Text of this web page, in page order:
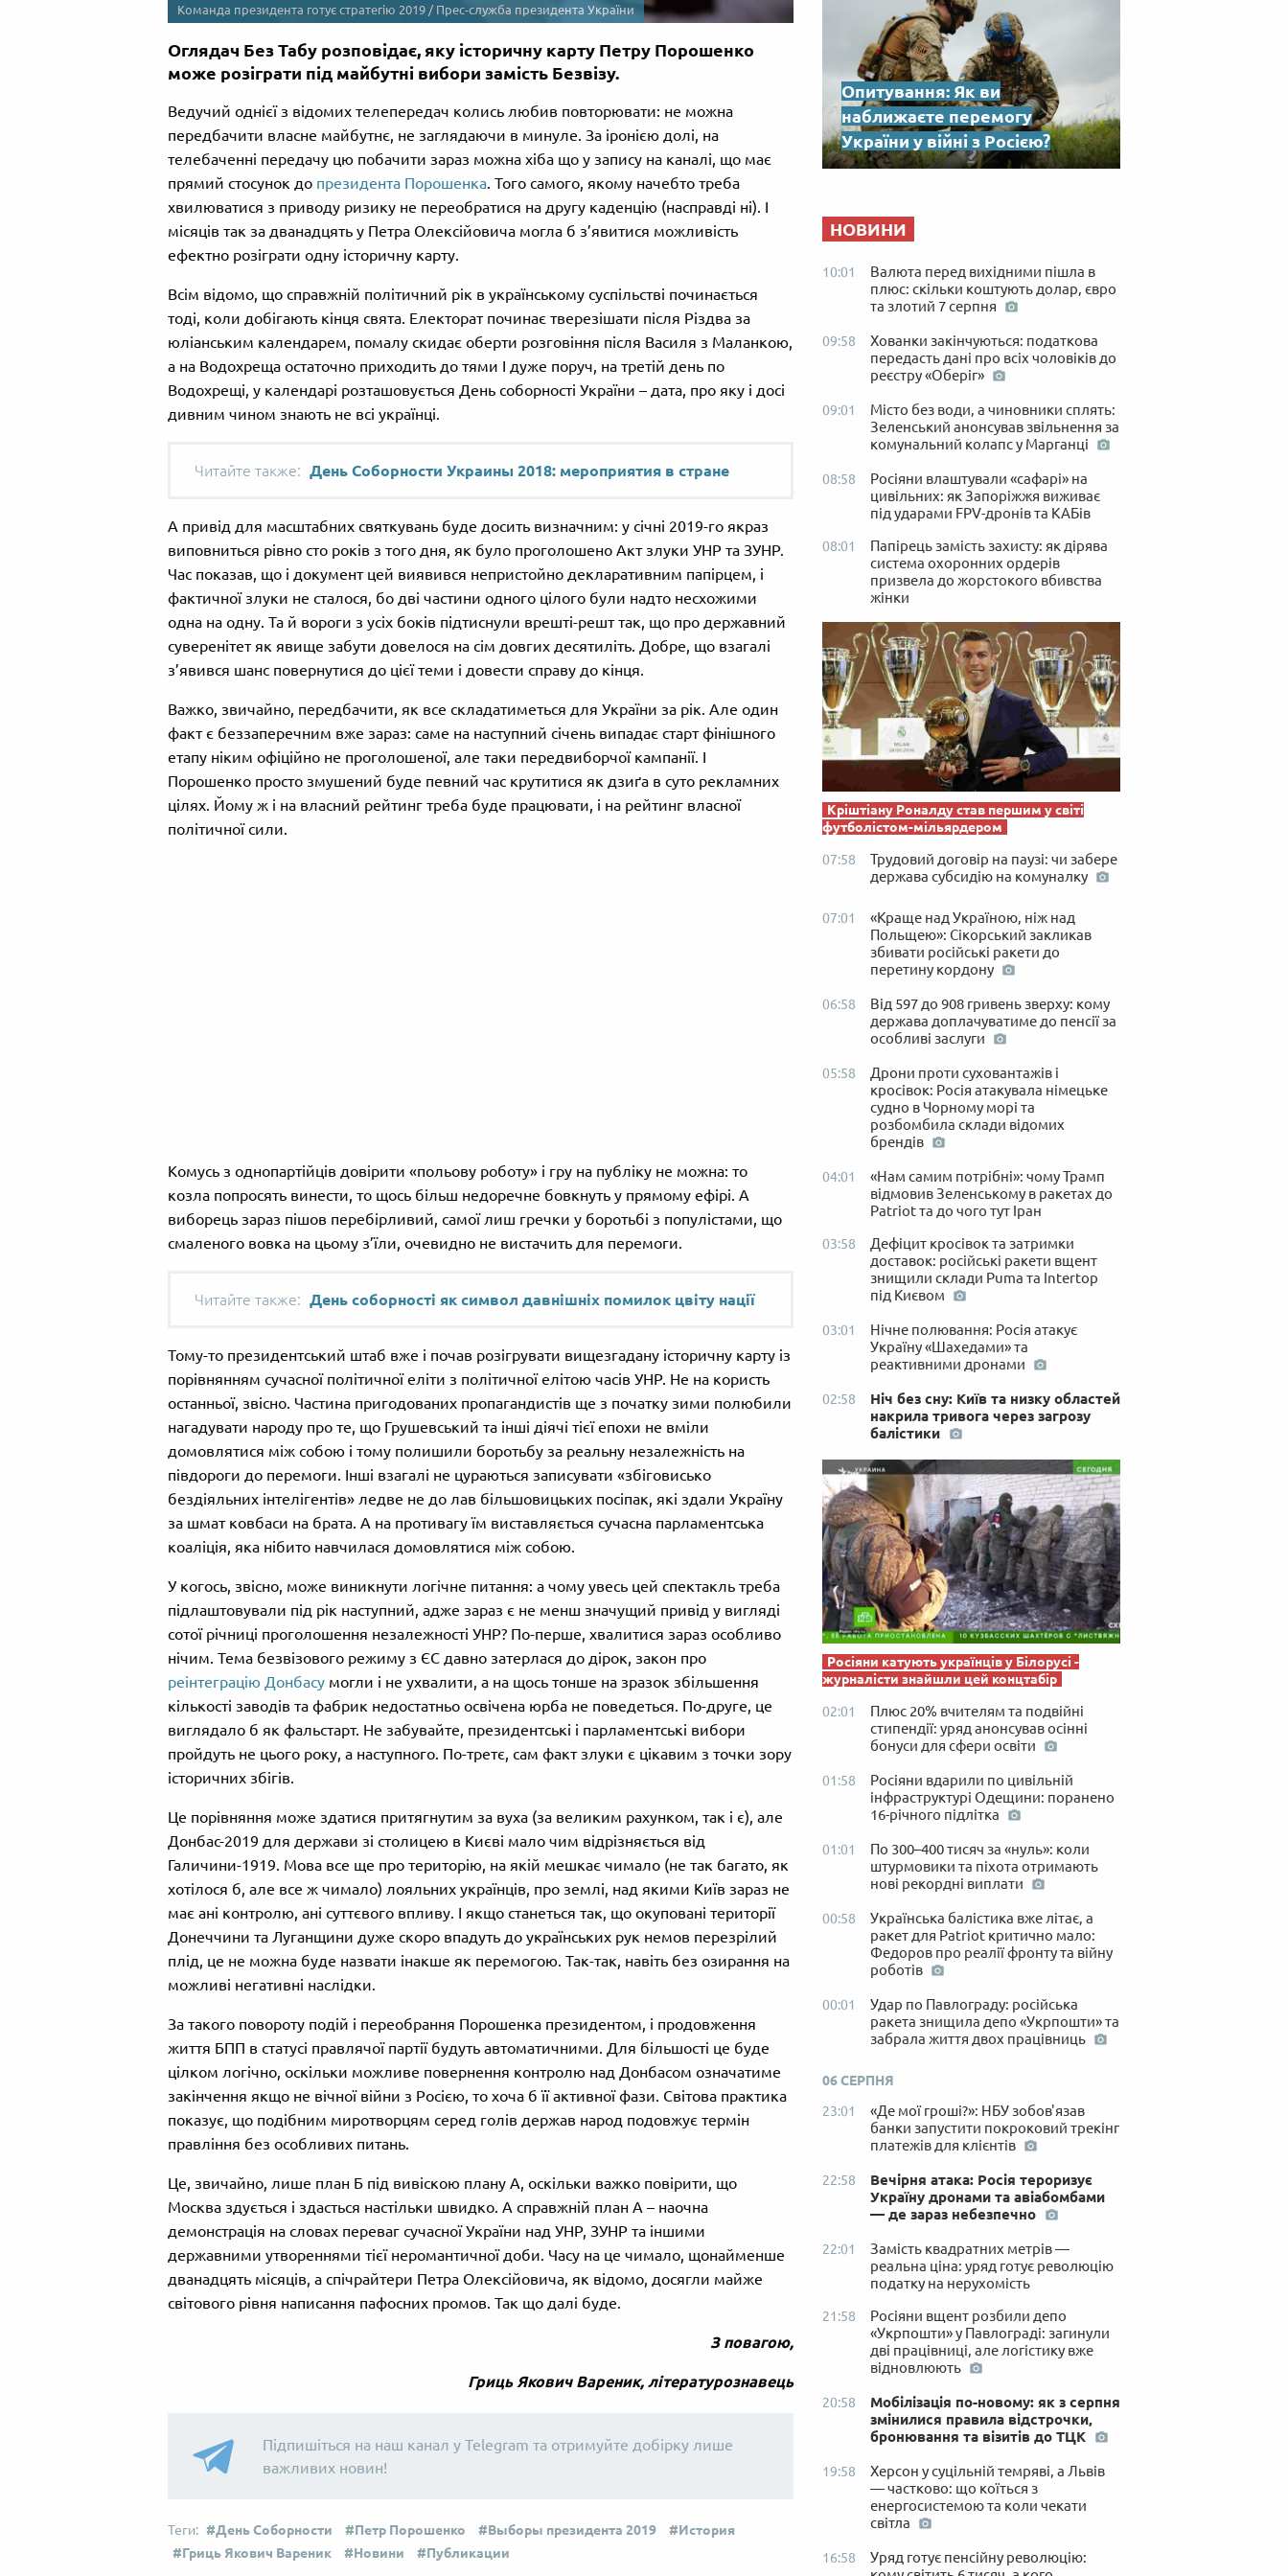
Команда президента готує стратегію 2019 / Прес-служба президента України
Оглядач Без Табу розповідає, яку історичну карту Петру Порошенко
може розіграти під майбутні вибори замість Безвізу.
Ведучий однієї з відомих телепередач колись любив повторювати: не можна
передбачити власне майбутнє, не заглядаючи в минуле. За іронією долі, на
телебаченні передачу цю побачити зараз можна хіба що у запису на каналі, що має
прямий стосунок до президента Порошенка. Того самого, якому начебто треба
хвилюватися з приводу ризику не переобратися на другу каденцію (насправді ні). І
місяців так за дванадцять у Петра Олексійовича могла б з’явитися можливість
ефектно розіграти одну історичну карту.
Всім відомо, що справжній політичний рік в українському суспільстві починається
тоді, коли добігають кінця свята. Електорат починає тверезішати після Різдва за
юліанським календарем, помалу скидає оберти розговіння після Василя з Маланкою,
а на Водохреща остаточно приходить до тями І дуже поруч, на третій день по
Водохрещі, у календарі розташовується День соборності України – дата, про яку і досі
дивним чином знають не всі українці.
День Соборности Украины 2018: мероприятия в стране
А привід для масштабних святкувань буде досить визначним: у січні 2019-го якраз
виповниться рівно сто років з того дня, як було проголошено Акт злуки УНР та ЗУНР.
Час показав, що і документ цей виявився непристойно декларативним папірцем, і
фактичної злуки не сталося, бо дві частини одного цілого були надто несхожими
одна на одну. Та й вороги з усіх боків підтиснули врешті-решт так, що про державний
суверенітет як явище забути довелося на сім довгих десятиліть. Добре, що взагалі
з’явився шанс повернутися до цієї теми і довести справу до кінця.
Важко, звичайно, передбачити, як все складатиметься для України за рік. Але один
факт є беззаперечним вже зараз: саме на наступний січень випадає старт фінішного
етапу ніким офіційно не проголошеної, але таки передвиборчої кампанії. І
Порошенко просто змушений буде певний час крутитися як дзиґа в суто рекламних
цілях. Йому ж і на власний рейтинг треба буде працювати, і на рейтинг власної
політичної сили.
Комусь з однопартійців довірити «польову роботу» і гру на публіку не можна: то
козла попросять винести, то щось більш недоречне бовкнуть у прямому ефірі. А
виборець зараз пішов перебірливий, самої лиш гречки у боротьбі з популістами, що
смаленого вовка на цьому з’їли, очевидно не вистачить для перемоги.
День соборності як символ давнішніх помилок цвіту нації
Тому-то президентський штаб вже і почав розігрувати вищезгадану історичну карту із
порівнянням сучасної політичної еліти з політичної елітою часів УНР. Не на користь
останньої, звісно. Частина пригодованих пропагандистів ще з початку зими полюбили
нагадувати народу про те, що Грушевський та інші діячі тієї епохи не вміли
домовлятися між собою і тому полишили боротьбу за реальну незалежність на
півдороги до перемоги. Інші взагалі не цураються записувати «збіговисько
бездіяльних інтелігентів» ледве не до лав більшовицьких посіпак, які здали Україну
за шмат ковбаси на брата. А на противагу їм виставляється сучасна парламентська
коаліція, яка нібито навчилася домовлятися між собою.
У когось, звісно, може виникнути логічне питання: а чому увесь цей спектакль треба
підлаштовували під рік наступний, адже зараз є не менш значущий привід у вигляді
сотої річниці проголошення незалежності УНР? По-перше, хвалитися зараз особливо
нічим. Тема безвізового режиму з ЄС давно затерлася до дірок, закон про
реінтеграцію Донбасу могли і не ухвалити, а на щось тонше на зразок збільшення
кількості заводів та фабрик недостатньо освічена юрба не поведеться. По-друге, це
виглядало б як фальстарт. Не забувайте, президентські і парламентські вибори
пройдуть не цього року, а наступного. По-третє, сам факт злуки є цікавим з точки зору
історичних збігів.
Це порівняння може здатися притягнутим за вуха (за великим рахунком, так і є), але
Донбас-2019 для держави зі столицею в Києві мало чим відрізняється від
Галичини-1919. Мова все ще про територію, на якій мешкає чимало (не так багато, як
хотілося б, але все ж чимало) лояльних українців, про землі, над якими Київ зараз не
має ані контролю, ані суттєвого впливу. І якщо станеться так, що окуповані території
Донеччини та Луганщини дуже скоро впадуть до українських рук немов перезрілий
плід, це не можна буде назвати інакше як перемогою. Так-так, навіть без озирання на
можливі негативні наслідки.
За такого повороту подій і переобрання Порошенка президентом, і продовження
життя БПП в статусі правлячої партії будуть автоматичними. Для більшості це буде
цілком логічно, оскільки можливе повернення контролю над Донбасом означатиме
закінчення якщо не вічної війни з Росією, то хоча б її активної фази. Світова практика
показує, що подібним миротворцям серед голів держав народ подовжує термін
правління без особливих питань.
Це, звичайно, лише план Б під вивіскою плану А, оскільки важко повірити, що
Москва здується і здасться настільки швидко. А справжній план А – наочна
демонстрація на словах переваг сучасної України над УНР, ЗУНР та іншими
державними утвореннями тієї неромантичної доби. Часу на це чимало, щонайменше
дванадцять місяців, а спічрайтери Петра Олексійовича, як відомо, досягли майже
світового рівня написання пафосних промов. Так що далі буде.
З повагою,
Гриць Якович Вареник, літературознавець
Підпишіться на наш канал у Telegram та отримуйте добірку лише
важливих новин!
День Соборности Петр Порошенко Выборы президента 2019
История
Гриць Якович Вареник
Новини Публикации
Опитування: Як ви
наближаєте перемогу
України у війні з Росією?
НОВИНИ
10:01
Валюта перед вихідними пішла в
плюс: скільки коштують долар, євро
та злотий 7 серпня
09:58
Хованки закінчуються: податкова
передасть дані про всіх чоловіків до
реєстру «Оберіг»
09:01
Місто без води, а чиновники сплять:
Зеленський анонсував звільнення за
комунальний колапс у Марганці
08:58
Росіяни влаштували «сафарі» на
цивільних: як Запоріжжя виживає
під ударами FPV-дронів та КАБів
08:01
Папірець замість захисту: як дірява
система охоронних ордерів
призвела до жорстокого вбивства
жінки
Кріштіану Роналду став першим у світі
футболістом-мільярдером
07:58
Трудовий договір на паузі: чи забере
держава субсидію на комуналку
07:01
«Краще над Україною, ніж над
Польщею»: Сікорський закликав
збивати російські ракети до
перетину кордону
06:58
Від 597 до 908 гривень зверху: кому
держава доплачуватиме до пенсії за
особливі заслуги
05:58
Дрони проти суховантажів і
кросівок: Росія атакувала німецьке
судно в Чорному морі та
розбомбила склади відомих
брендів
04:01
«Нам самим потрібні»: чому Трамп
відмовив Зеленському в ракетах до
Patriot та до чого тут Іран
03:58
Дефіцит кросівок та затримки
доставок: російські ракети вщент
знищили склади Puma та Intertop
під Києвом
03:01
Нічне полювання: Росія атакує
Україну «Шахедами» та
реактивними дронами
02:58
Ніч без сну: Київ та низку областей
накрила тривога через загрозу
балістики
Росіяни катують українців у Білорусі -
журналісти знайшли цей концтабір
02:01
Плюс 20% вчителям та подвійні
стипендії: уряд анонсував осінні
бонуси для сфери освіти
01:58
Росіяни вдарили по цивільній
інфраструктурі Одещини: поранено
16-річного підлітка
01:01
По 300–400 тисяч за «нуль»: коли
штурмовики та піхота отримають
нові рекордні виплати
00:58
Українська балістика вже літає, а
ракет для Patriot критично мало:
Федоров про реалії фронту та війну
роботів
00:01
Удар по Павлограду: російська
ракета знищила депо «Укрпошти» та
забрала життя двох працівниць
06 СЕРПНЯ
23:01
«Де мої гроші?»: НБУ зобов'язав
банки запустити покроковий трекінг
платежів для клієнтів
22:58
Вечірня атака: Росія тероризує
Україну дронами та авіабомбами
— де зараз небезпечно
22:01
Замість квадратних метрів —
реальна ціна: уряд готує революцію
податку на нерухомість
21:58
Росіяни вщент розбили депо
«Укрпошти» у Павлограді: загинули
дві працівниці, але логістику вже
відновлюють
20:58
Мобілізація по-новому: як з серпня
змінилися правила відстрочки,
бронювання та візитів до ТЦК
19:58
Херсон у суцільній темряві, а Львів
— частково: що коїться з
енергосистемою та коли чекати
світла
16:58
Уряд готує пенсійну революцію: